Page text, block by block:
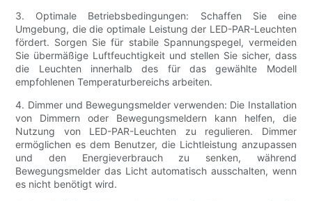
3. Optimale Betriebsbedingungen: Schaffen Sie eine
Umgebung, die die optimale Leistung der LED-PAR-Leuchten
fördert. Sorgen Sie für stabile Spannungspegel, vermeiden
Sie übermäßige Luftfeuchtigkeit und stellen Sie sicher, dass
die Leuchten innerhalb des für das gewählte Modell
empfohlenen Temperaturbereichs arbeiten.
4. Dimmer und Bewegungsmelder verwenden: Die Installation
von Dimmern oder Bewegungsmeldern kann helfen, die
Nutzung von LED-PAR-Leuchten zu regulieren. Dimmer
ermöglichen es dem Benutzer, die Lichtleistung anzupassen
und den Energieverbrauch zu senken, während
Bewegungsmelder das Licht automatisch ausschalten, wenn
es nicht benötigt wird.